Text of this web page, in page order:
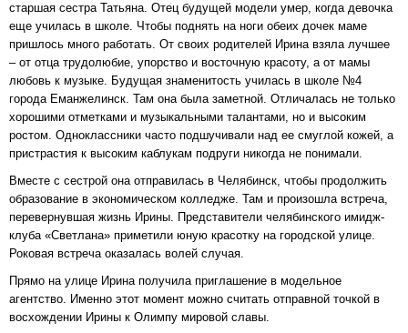
старшая сестра Татьяна. Отец будущей модели умер, когда девочка
еще училась в школе. Чтобы поднять на ноги обеих дочек маме
пришлось много работать. От своих родителей Ирина взяла лучшее
– от отца трудолюбие, упорство и восточную красоту, а от мамы
любовь к музыке. Будущая знаменитость училась в школе №4
города Еманжелинск. Там она была заметной. Отличалась не только
хорошими отметками и музыкальными талантами, но и высоким
ростом. Одноклассники часто подшучивали над ее смуглой кожей, а
пристрастия к высоким каблукам подруги никогда не понимали.
Вместе с сестрой она отправилась в Челябинск, чтобы продолжить
образование в экономическом колледже. Там и произошла встреча,
перевернувшая жизнь Ирины. Представители челябинского имидж-
клуба «Светлана» приметили юную красотку на городской улице.
Роковая встреча оказалась волей случая.
Прямо на улице Ирина получила приглашение в модельное
агентство. Именно этот момент можно считать отправной точкой в
восхождении Ирины к Олимпу мировой славы.